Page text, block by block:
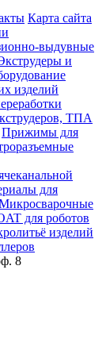
Карта сайта
выдувные
и
изделий
ТПА
Прижимы для
для
для роботов
изделий
8